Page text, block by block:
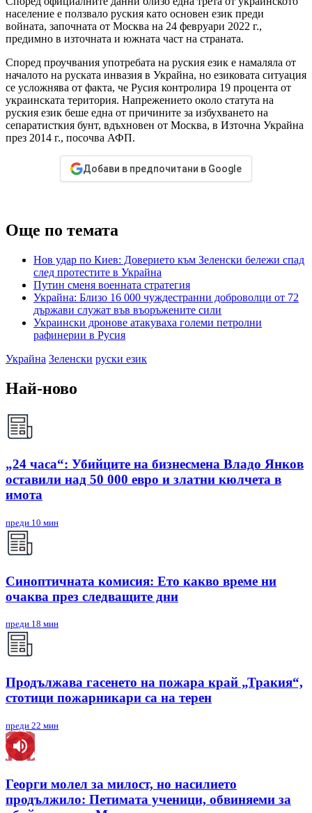
население е ползвало руския като основен език преди
войната, започната от Москва на 24 февруари 2022 г.,
предимно в източната и южната част на страната.
Според проучвания употребата на руския език е намаляла от
началото на руската инвазия в Украйна, но езиковата ситуация
се усложнява от факта, че Русия контролира 19 процента от
украинската територия. Напрежението около статута на
руския език беше една от причините за избухването на
сепаратисткия бунт, вдъхновен от Москва, в Източна Украйна
през 2014 г., посочва АФП.
Добави в предпочитани в Google
Още по темата
Нов удар по Киев: Доверието към Зеленски бележи спад
след протестите в Украйна
Путин сменя военната стратегия
Украйна: Близо 16 000 чуждестранни доброволци от 72
държави служат във въоръжените сили
Украински дронове атакуваха големи петролни
рафинерии в Русия
Украйна Зеленски руски език
Най-ново
„24 часа“: Убийците на бизнесмена Владо Янков
оставили над 50 000 евро и златни кюлчета в
имота
преди 10 мин
Синоптичната комисия: Ето какво време ни
очаква през следващите дни
преди 18 мин
Продължава гасенето на пожара край „Тракия“,
стотици пожарникари са на терен
преди 22 мин
Георги молел за милост, но насилието
продължило: Петимата ученици, обвиняеми за